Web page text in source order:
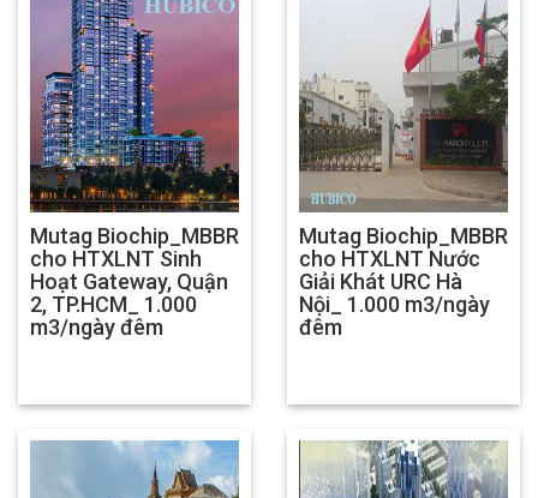
Mutag Biochip_MBBR
cho HTXLNT Sinh
Hoạt Gateway, Quận
2, TP.HCM_ 1.000
m3/ngày đêm
Mutag Biochip_MBBR
cho HTXLNT Nước
Giải Khát URC Hà
Nội_ 1.000 m3/ngày
đêm